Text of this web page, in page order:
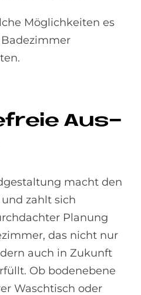
Möglichkeiten es
Aus­
macht den
zahlt sich
Planung
das nicht nur
auch in Zukunft
Ob bodenebene
Waschtisch oder